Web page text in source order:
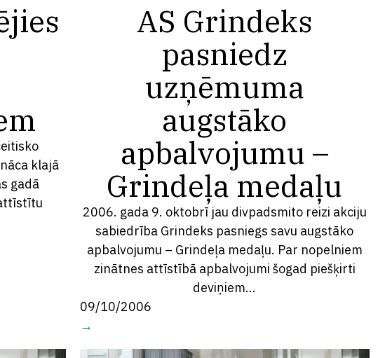
klajā
gadā
AS Grindeks
pasniedz
uzņēmuma
augstāko
apbalvojumu –
Grindeļa medaļu
2006. gada 9. oktobrī jau divpadsmito reizi akciju
sabiedrība Grindeks pasniegs savu augstāko
apbalvojumu – Grindeļa medaļu. Par nopelniem
zinātnes attīstībā apbalvojumi šogad piešķirti
deviņiem...
09/10/2006
→